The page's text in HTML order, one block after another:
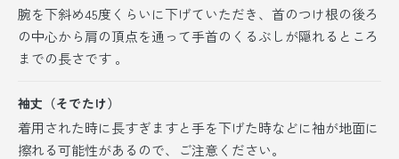
腕を下斜め45度くらいに下げていただき、首のつけ根の後ろ
の中心から肩の頂点を通って手首のくるぶしが隠れるところ
までの長さです 。
袖丈（そでたけ）
着用された時に長すぎますと手を下げた時などに袖が地面に
擦れる可能性があるので、ご注意ください。